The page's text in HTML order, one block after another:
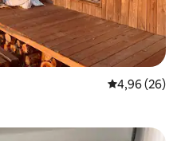
Gemiddelde
4,96 (26)